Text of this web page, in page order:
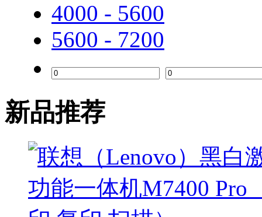
4000 - 5600
5600 - 7200
新品推荐